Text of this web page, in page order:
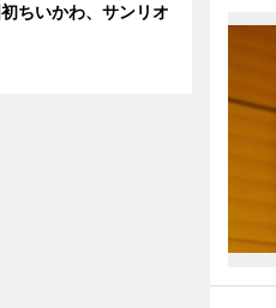
ちいかわ、サンリオ